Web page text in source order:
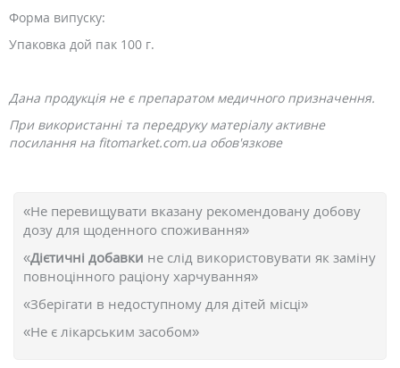
Форма випуску:
Упаковка дой пак 100 г.
Дана продукція не є препаратом медичного призначення.
При використанні та передруку матеріалу активне
посилання на fitomarket.com.ua обов'язкове
«Не перевищувати вказану рекомендовану добову
дозу для щоденного споживання»
«Дієтичні добавки не слід використовувати як заміну
повноцінного раціону харчування»
«Зберігати в недоступному для дітей місці»
«Не є лікарським засобом»